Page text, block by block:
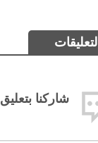
التعليقات
شاركنا بتعليق